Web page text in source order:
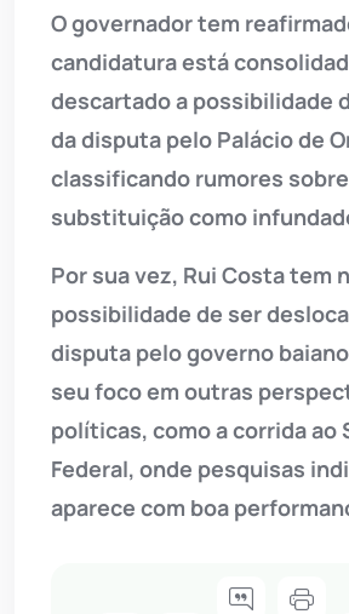
O governador tem
candidatura está
descartado a possibilidade
da disputa pelo Palácio de
classificando rumores
substituição como
Por sua vez, Rui Costa tem
possibilidade de ser
disputa pelo governo
seu foco em outras
políticas, como a corrida ao
Federal, onde pesquisas
aparece com boa